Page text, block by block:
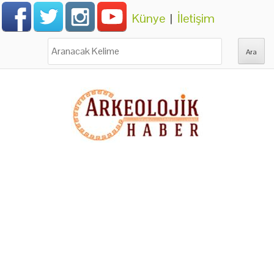
Künye | İletişim